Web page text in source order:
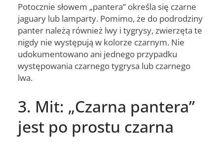
Potocznie słowem „pantera” określa się czarne
jaguary lub lamparty. Pomimo, że do podrodziny
panter należą również lwy i tygrysy, zwierzęta te
nigdy nie występują w kolorze czarnym. Nie
udokumentowano ani jednego przypadku
występowania czarnego tygrysa lub czarnego
lwa.
3. Mit: „Czarna pantera”
jest po prostu czarna